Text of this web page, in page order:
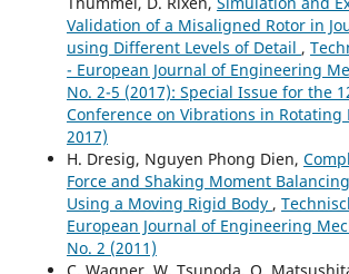
Validation of a Misaligned Rotor in
using Different Levels of Detail ,
- European Journal of Engineering
No. 2-5 (2017): Special Issue for the
Conference on Vibrations in Rotating
2017)
H. Dresig, Nguyen Phong Dien,
Force and Shaking Moment
Using a Moving Rigid Body ,
European Journal of Engineering
No. 2 (2011)